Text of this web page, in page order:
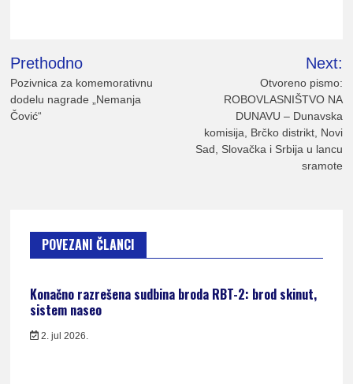
Kretanje
članka
Prethodno
Pozivnica za komemorativnu
dodelu nagrade „Nemanja
Čović“
Next:
Otvoreno pismo:
ROBOVLASNIŠTVO NA
DUNAVU – Dunavska
komisija, Brčko distrikt, Novi
Sad, Slovačka i Srbija u lancu
sramote
POVEZANI ČLANCI
Konačno razrešena sudbina broda RBT-2: brod skinut,
sistem naseo
2. jul 2026.